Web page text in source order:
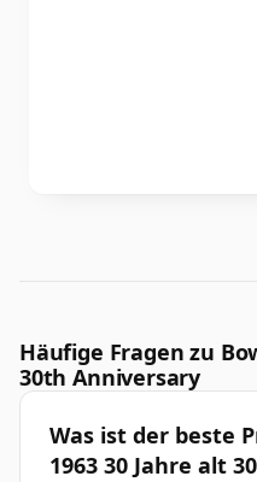
Häufige Fragen zu
30th Anniversary
Was ist der beste
1963 30 Jahre alt